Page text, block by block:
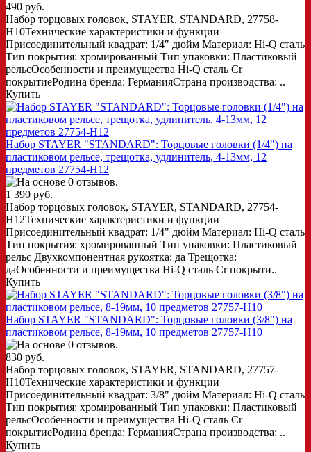
490 руб.
Набор торцовых головок, STAYER, STANDARD, 27758-
H10Технические характеристики и функции
Присоединительный квадрат: 1/4" дюйм Материал: Hi-Q сталь
Тип покрытия: хромированный Тип упаковки: Пластиковый
рельсОсобенности и преимущества Hi-Q сталь Cr
покрытиеРодина бренда: ГерманияСтрана производства: ..
Купить
Набор STAYER "STANDARD": Торцовые головки (1/4") на
пластиковом рельсе, трещотка, удлинитель, 4-13мм, 12
предметов 27754-H12
1 390 руб.
Набор торцовых головок, STAYER, STANDARD, 27754-
H12Технические характеристики и функции
Присоединительный квадрат: 1/4" дюйм Материал: Hi-Q сталь
Тип покрытия: хромированный Тип упаковки: Пластиковый
рельс Двухкомпонентная рукоятка: да Трещотка:
даОсобенности и преимущества Hi-Q сталь Cr покрыти..
Купить
Набор STAYER "STANDARD": Торцовые головки (3/8") на
пластиковом рельсе, 8-19мм, 10 предметов 27757-H10
830 руб.
Набор торцовых головок, STAYER, STANDARD, 27757-
H10Технические характеристики и функции
Присоединительный квадрат: 3/8" дюйм Материал: Hi-Q сталь
Тип покрытия: хромированный Тип упаковки: Пластиковый
рельсОсобенности и преимущества Hi-Q сталь Cr
покрытиеРодина бренда: ГерманияСтрана производства: ..
Купить